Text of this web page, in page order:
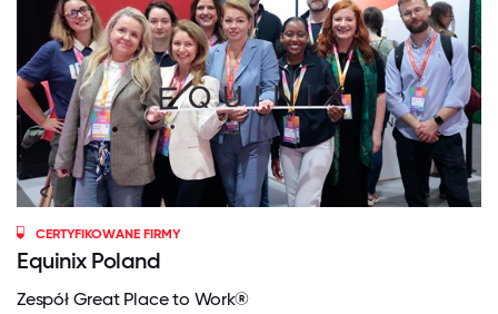
CERTYFIKOWANE FIRMY
Equinix Poland
Zespół Great Place to Work®